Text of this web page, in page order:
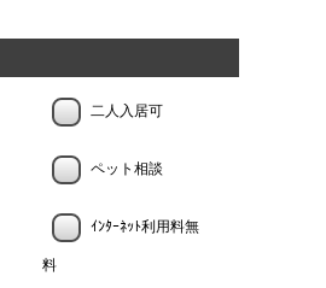
二人入居可
ペット相談
ｲﾝﾀｰﾈｯﾄ利用料無
料